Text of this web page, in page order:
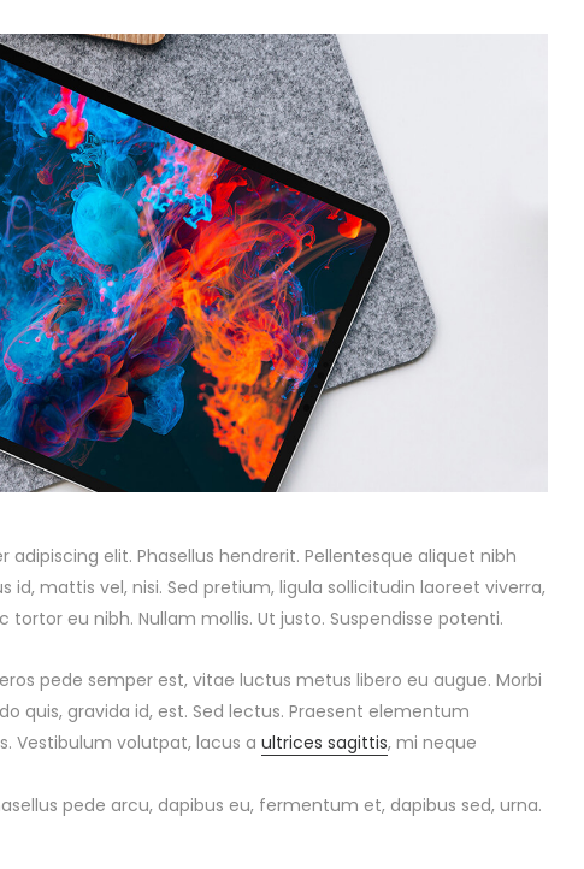
elit. Phasellus hendrerit. Pellentesque aliquet nibh
id, mattis vel, nisi. Sed pretium, ligula sollicitudin laoreet viverra,
eu nibh. Nullam mollis. Ut justo. Suspendisse potenti.
pede semper est, vitae luctus metus libero eu augue. Morbi
quis, gravida id, est. Sed lectus. Praesent elementum
Vestibulum volutpat, lacus a ultrices sagittis, mi neque
pede arcu, dapibus eu, fermentum et, dapibus sed, urna.